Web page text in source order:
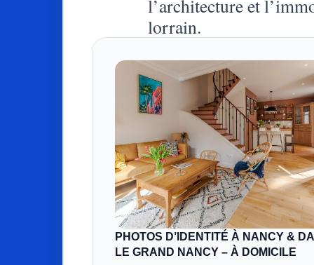
l’architecture et
lorrain.
PHOTOS D’IDENTITÉ À NANCY &
LE GRAND NANCY – À DOMICILE